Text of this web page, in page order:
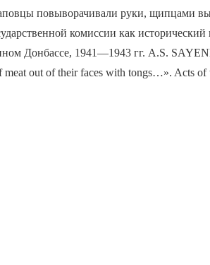
повыворачивали руки, щипцами
комиссии как исторический
Донбассе, 1941—1943 гг. A.S.
meat out of their faces with tongs…». Acts